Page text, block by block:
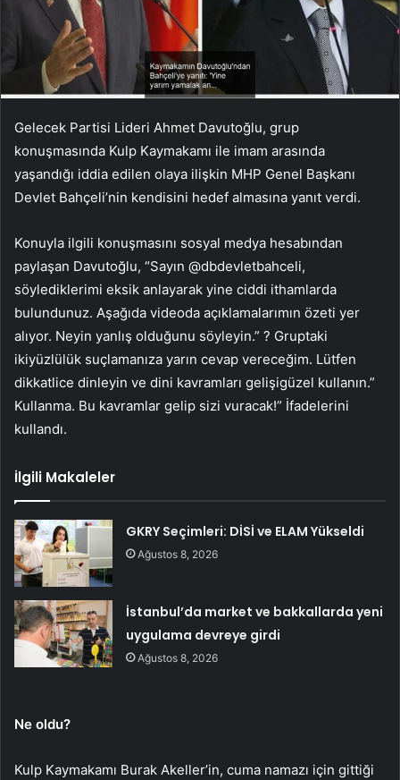
Gelecek Partisi Lideri Ahmet Davutoğlu, grup
konuşmasında Kulp Kaymakamı ile imam arasında
yaşandığı iddia edilen olaya ilişkin MHP Genel Başkanı
Devlet Bahçeli’nin kendisini hedef almasına yanıt verdi.
Konuyla ilgili konuşmasını sosyal medya hesabından
paylaşan Davutoğlu, “Sayın @dbdevletbahceli,
söylediklerimi eksik anlayarak yine ciddi ithamlarda
bulundunuz. Aşağıda videoda açıklamalarımın özeti yer
alıyor. Neyin yanlış olduğunu söyleyin.” ? Gruptaki
ikiyüzlülük suçlamanıza yarın cevap vereceğim. Lütfen
dikkatlice dinleyin ve dini kavramları gelişigüzel kullanın.”
Kullanma. Bu kavramlar gelip sizi vuracak!” İfadelerini
kullandı.
İlgili Makaleler
GKRY Seçimleri: DİSİ ve ELAM Yükseldi
Ağustos 8, 2026
İstanbul’da market ve bakkallarda yeni
uygulama devreye girdi
Ağustos 8, 2026
Ne oldu?
Kulp Kaymakamı Burak Akeller’in, cuma namazı için gittiği